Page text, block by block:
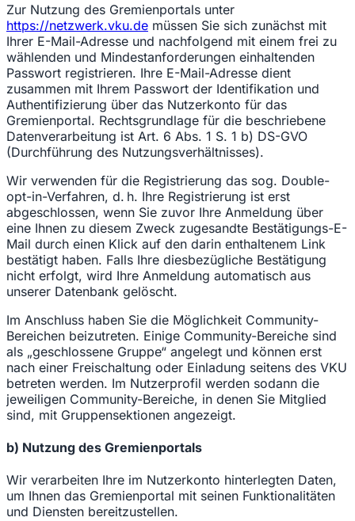
Zur Nutzung des Gremienportals unter
https://netzwerk.vku.de müssen Sie sich zunächst mit
Ihrer E-Mail-Adresse und nachfolgend mit einem frei zu
wählenden und Mindestanforderungen einhaltenden
Passwort registrieren. Ihre E-Mail-Adresse dient
zusammen mit Ihrem Passwort der Identifikation und
Authentifizierung über das Nutzerkonto für das
Gremienportal. Rechtsgrundlage für die beschriebene
Datenverarbeitung ist Art. 6 Abs. 1 S. 1 b) DS-GVO
(Durchführung des Nutzungsverhältnisses).
Wir verwenden für die Registrierung das sog. Double-
opt-in-Verfahren, d. h. Ihre Registrierung ist erst
abgeschlossen, wenn Sie zuvor Ihre Anmeldung über
eine Ihnen zu diesem Zweck zugesandte Bestätigungs-E-
Mail durch einen Klick auf den darin enthaltenem Link
bestätigt haben. Falls Ihre diesbezügliche Bestätigung
nicht erfolgt, wird Ihre Anmeldung automatisch aus
unserer Datenbank gelöscht.
Im Anschluss haben Sie die Möglichkeit Community-
Bereichen beizutreten. Einige Community-Bereiche sind
als „geschlossene Gruppe“ angelegt und können erst
nach einer Freischaltung oder Einladung seitens des VKU
betreten werden. Im Nutzerprofil werden sodann die
jeweiligen Community-Bereiche, in denen Sie Mitglied
sind, mit Gruppensektionen angezeigt.
b) Nutzung des Gremienportals
Wir verarbeiten Ihre im Nutzerkonto hinterlegten Daten,
um Ihnen das Gremienportal mit seinen Funktionalitäten
und Diensten bereitzustellen.